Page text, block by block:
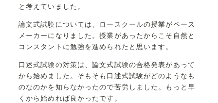
と考えていました。
論文式試験については、ロースクールの授業がペース
メーカーになりました。授業があったからこそ自然と
コンスタントに勉強を進められたと思います。
口述式試験の対策は、論文式試験の合格発表があって
から始めました。そもそも口述式試験がどのようなも
のなのかを知らなかったので苦労しました。もっと早
くから始めれば良かったです。